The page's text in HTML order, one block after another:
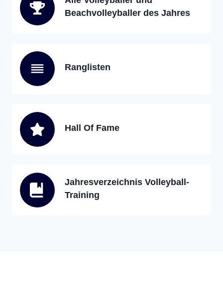
Beachvolleyballer des Jahres
Ranglisten
Hall Of Fame
Jahresverzeichnis Volleyball-
Training